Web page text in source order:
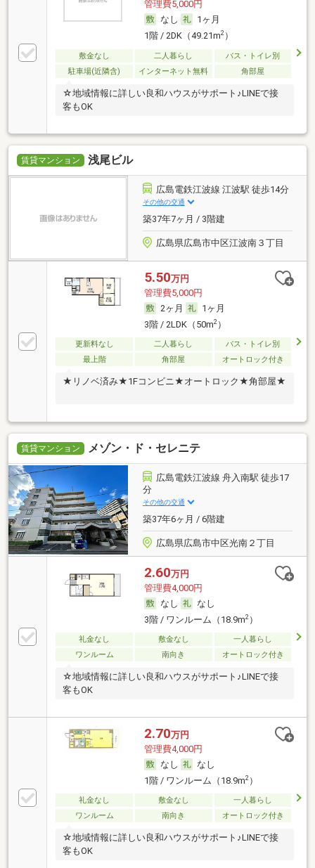
管理費5,000円
なし
1ヶ月
1階 / 2DK（49.21m2）
敷金なし 二人暮らし
バス・トイレ別
駐車場(近隣含)
インターネット無料 角部屋
☆地域情報に詳しい良和ハウスがサポート♪LINEで接
客もOK
賃貸マンション 浅尾ビル
広島電鉄江波線 江波駅 徒歩14分
その他の交通
築37年7ヶ月 / 3階建
広島県広島市中区江波南３丁目
5.50万円
管理費5,000円
2ヶ月
1ヶ月
3階 / 2LDK（50m2）
更新料なし 二人暮らし
バス・トイレ別
最上階
角部屋 オートロック付き
★リノベ済み★1Fコンビニ★オートロック★角部屋★
賃貸マンション メゾン・ド・セレニテ
広島電鉄江波線 舟入南駅 徒歩17
分
その他の交通
築37年6ヶ月 / 6階建
広島県広島市中区光南２丁目
2.60万円
管理費4,000円
なし
なし
3階 / ワンルーム（18.9m2）
礼金なし 敷金なし
一人暮らし
ワンルーム
南向き オートロック付き
☆地域情報に詳しい良和ハウスがサポート♪LINEで接
客もOK
2.70万円
管理費4,000円
なし
なし
1階 / ワンルーム（18.9m2）
礼金なし 敷金なし
一人暮らし
ワンルーム
南向き オートロック付き
☆地域情報に詳しい良和ハウスがサポート♪LINEで接
客もOK